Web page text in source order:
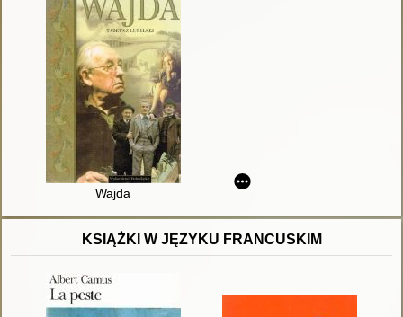
Wajda
KSIĄŻKI W JĘZYKU FRANCUSKIM